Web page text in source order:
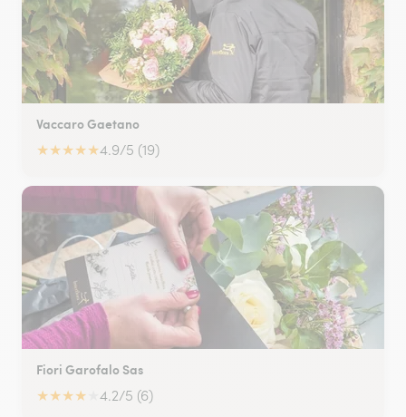
Vaccaro Gaetano
★★★★★4.9/5 (19)
Fiori Garofalo Sas
★★★★ 4.2/5 (6)